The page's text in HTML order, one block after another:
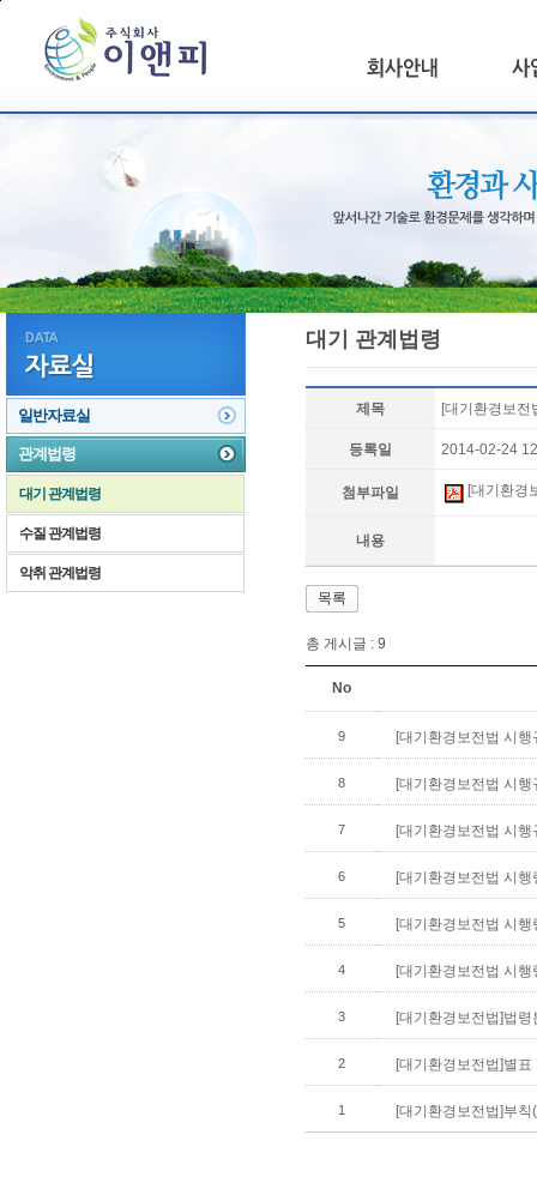
일반자료실
관계법령
대기 관계법령
수질 관계법령
악취 관계법령
대기 관계법령
제목 [대기환경보
등록일 2014-02-24
첨부파일 [대기환경
내용
목록
총 게시글 : 9
No
9 [대기환경보전법 시
8 [대기환경보전법 시
7 [대기환경보전법 시
6 [대기환경보전법 시
5 [대기환경보전법 시
4 [대기환경보전법 시
3 [대기환경보전법]법
2 [대기환경보전법]별
1 [대기환경보전법]부